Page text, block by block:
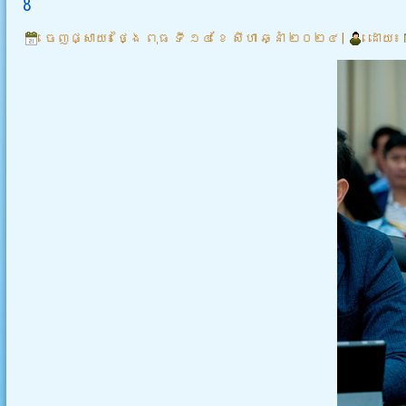
8
ចេញផ្សាយ៖ ថ្ងៃ ពុធ ទី ១៤ ខែ សីហា ឆ្នាំ ២០២៤ ដោយ៖